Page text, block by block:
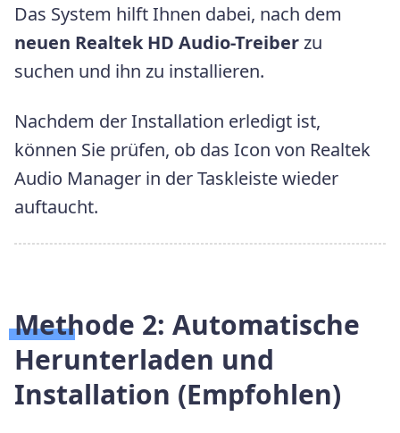
Das System hilft Ihnen dabei, nach dem
neuen Realtek HD Audio-Treiberzu
suchen und ihn zu installieren.
Nachdem der Installation erledigt ist,
können Sie prüfen, ob das Icon von Realtek
Audio Manager in der Taskleiste wieder
auftaucht.
Methode 2: Automatische
Herunterladen und
Installation (Empfohlen)